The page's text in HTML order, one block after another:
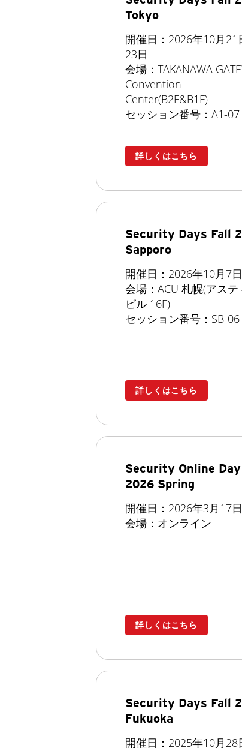
Tokyo
開催日：2026年10月21
23日
会場：TAKANAWA
Convention
Center(B2F&B1F)
セッション番号：A1-07
詳しくはこちら
Security Days Fall
Sapporo
開催日：2026年10月7日
会場：ACU 札幌(アステ
ビル 16F)
セッション番号：SB-06
詳しくはこちら
Security Online Day
2026 Spring
開催日：2026年3月17日
会場：オンライン
詳しくはこちら
Security Days Fall
Fukuoka
開催日：2025年10月28